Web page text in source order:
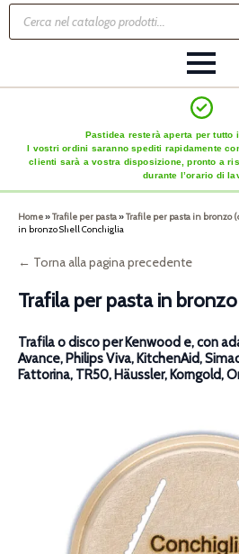
Ricerca
prodotti
Pastidea resterà aperta per tutto
I vostri ordini saranno spediti rapidamente
clienti sarà a vostra disposizione, pronto a
durante l’orario di
Home»Trafile per pasta»Trafile per pasta in bronzo
in bronzo Shell Conchiglia
← Torna alla pagina precedente
Trafila per pasta in
Trafila o disco per Kenwood e, con
Avance, Philips Viva, KitchenAid,
Fattorina, TR50, Häussler, Korngold,